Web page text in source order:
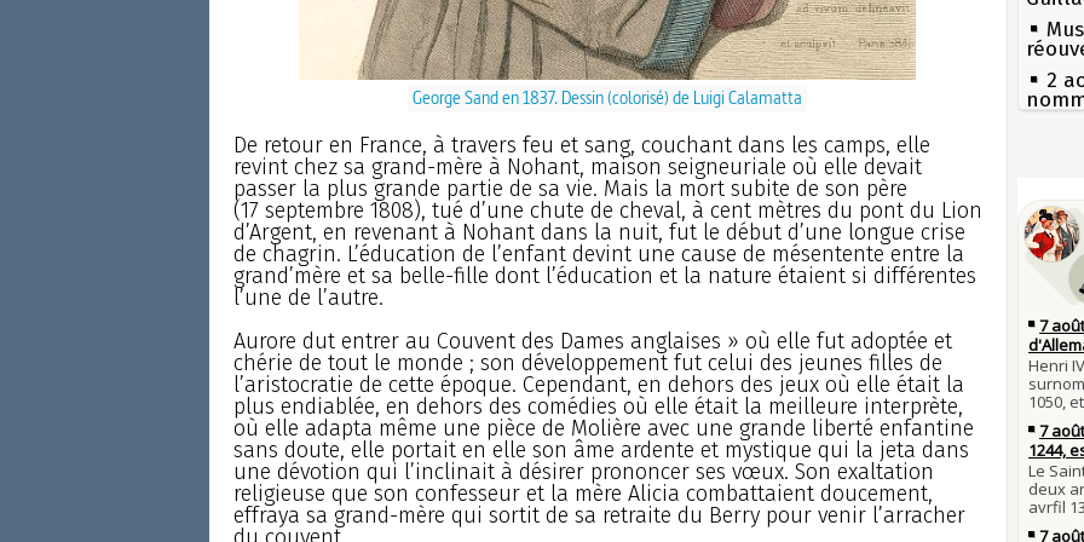
George Sand en 1837. Dessin (colorisé) de Luigi Calamatta
De retour en France, à travers feu et sang, couchant dans les camps, elle
revint chez sa grand-mère à Nohant, maison seigneuriale où elle devait
passer la plus grande partie de sa vie. Mais la mort subite de son père
(17 septembre 1808), tué d’une chute de cheval, à cent mètres du pont du Lion
d’Argent, en revenant à Nohant dans la nuit, fut le début d’une longue crise
de chagrin. L’éducation de l’enfant devint une cause de mésentente entre la
grand’mère et sa belle-fille dont l’éducation et la nature étaient si différentes
l’une de l’autre.
Aurore dut entrer au Couvent des Dames anglaises » où elle fut adoptée et
chérie de tout le monde ; son développement fut celui des jeunes filles de
l’aristocratie de cette époque. Cependant, en dehors des jeux où elle était la
plus endiablée, en dehors des comédies où elle était la meilleure interprète,
où elle adapta même une pièce de Molière avec une grande liberté enfantine
sans doute, elle portait en elle son âme ardente et mystique qui la jeta dans
une dévotion qui l’inclinait à désirer prononcer ses vœux. Son exaltation
religieuse que son confesseur et la mère Alicia combattaient doucement,
effraya sa grand-mère qui sortit de sa retraite du Berry pour venir l’arracher
2
31
les
en
29
la
28
27
27
27
Qui
mort
son